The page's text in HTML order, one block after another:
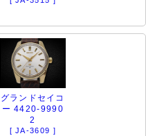
グランドセイコ
ー 4420-9990
2
[ JA-3609 ]